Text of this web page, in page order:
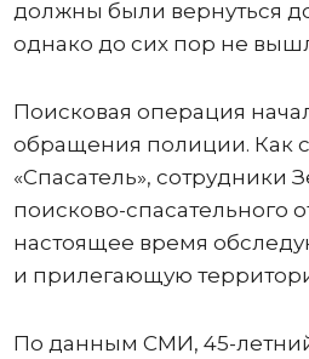
должны были вернуться
однако до сих пор не
Поисковая операция
обращения полиции. Как
«Спасатель», сотрудники
поисково-спасательного
настоящее время
и прилегающую
По данным СМИ, 45-